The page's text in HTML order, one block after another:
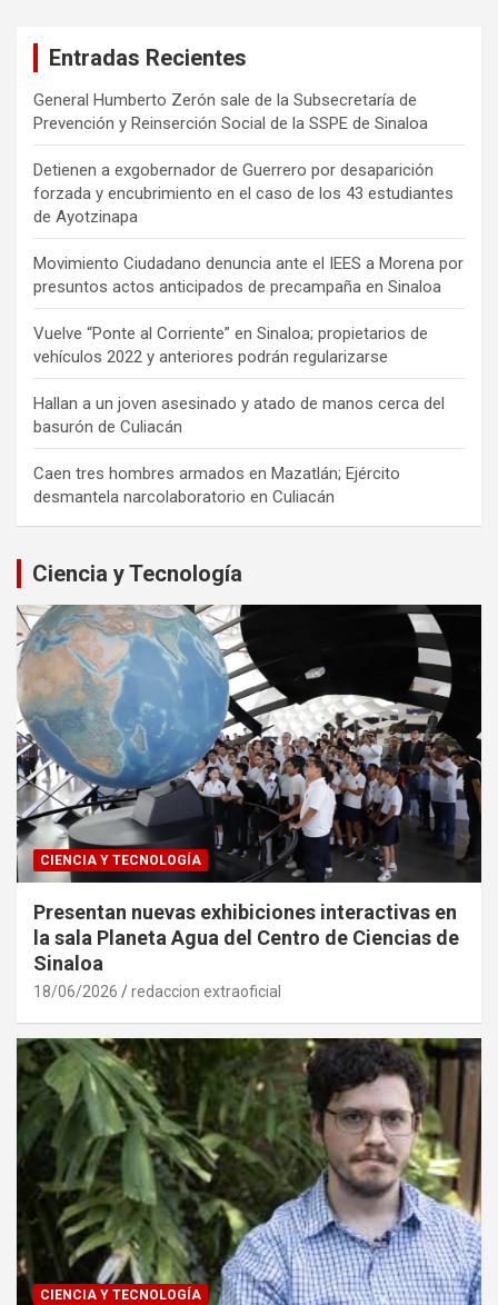
Entradas Recientes
General Humberto Zerón sale de la Subsecretaría de
Prevención y Reinserción Social de la SSPE de Sinaloa
Detienen a exgobernador de Guerrero por desaparición
forzada y encubrimiento en el caso de los 43 estudiantes
de Ayotzinapa
Movimiento Ciudadano denuncia ante el IEES a Morena por
presuntos actos anticipados de precampaña en Sinaloa
Vuelve “Ponte al Corriente” en Sinaloa; propietarios de
vehículos 2022 y anteriores podrán regularizarse
Hallan a un joven asesinado y atado de manos cerca del
basurón de Culiacán
Caen tres hombres armados en Mazatlán; Ejército
desmantela narcolaboratorio en Culiacán
Ciencia y Tecnología
CIENCIA Y TECNOLOGÍA
Presentan nuevas exhibiciones interactivas en
la sala Planeta Agua del Centro de Ciencias de
Sinaloa
18/06/2026 redaccion extraoficial
CIENCIA Y TECNOLOGÍA